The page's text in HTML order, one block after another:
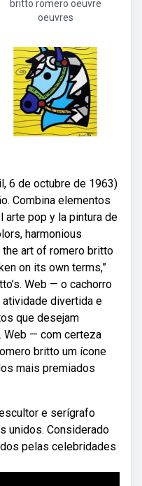
britto romero oeuvre
oeuvres
6 de octubre de 1963)
Combina elementos
pop y la pintura de
harmonious
art of romero britto
on its own terms,”
Web — o cachorro
divertida e
que desejam
Web — com certeza
britto um ícone
mais premiados
e serígrafo
unidos. Considerado
pelas celebridades